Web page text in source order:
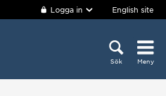
Logga in English site
Sök Meny